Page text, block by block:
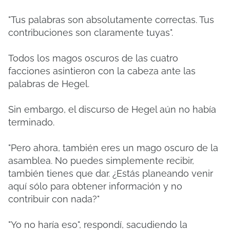
"Tus palabras son absolutamente correctas. Tus
contribuciones son claramente tuyas".
Todos los magos oscuros de las cuatro
facciones asintieron con la cabeza ante las
palabras de Hegel.
Sin embargo, el discurso de Hegel aún no había
terminado.
"Pero ahora, también eres un mago oscuro de la
asamblea. No puedes simplemente recibir,
también tienes que dar. ¿Estás planeando venir
aquí sólo para obtener información y no
contribuir con nada?"
"Yo no haría eso", respondí, sacudiendo la